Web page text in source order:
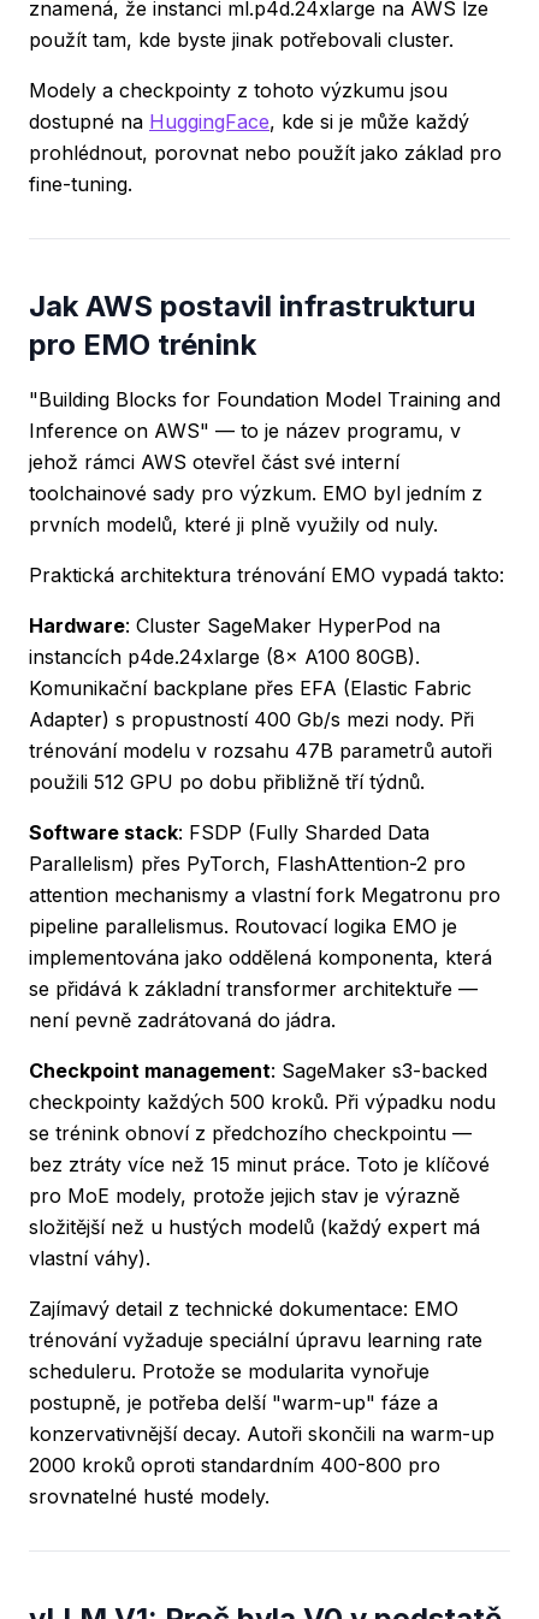
znamená, že instanci ml.p4d.24xlarge na AWS lze
použít tam, kde byste jinak potřebovali cluster.
Modely a checkpointy z tohoto výzkumu jsou
dostupné na HuggingFace, kde si je může každý
prohlédnout, porovnat nebo použít jako základ pro
fine-tuning.
Jak AWS postavil infrastrukturu
pro EMO trénink
"Building Blocks for Foundation Model Training and
Inference on AWS" — to je název programu, v
jehož rámci AWS otevřel část své interní
toolchainové sady pro výzkum. EMO byl jedním z
prvních modelů, které ji plně využily od nuly.
Praktická architektura trénování EMO vypadá takto:
Hardware: Cluster SageMaker HyperPod na
instancích p4de.24xlarge (8× A100 80GB).
Komunikační backplane přes EFA (Elastic Fabric
Adapter) s propustností 400 Gb/s mezi nody. Při
trénování modelu v rozsahu 47B parametrů autoři
použili 512 GPU po dobu přibližně tří týdnů.
Software stack: FSDP (Fully Sharded Data
Parallelism) přes PyTorch, FlashAttention-2 pro
attention mechanismy a vlastní fork Megatronu pro
pipeline parallelismus. Routovací logika EMO je
implementována jako oddělená komponenta, která
se přidává k základní transformer architektuře —
není pevně zadrátovaná do jádra.
Checkpoint management: SageMaker s3-backed
checkpointy každých 500 kroků. Při výpadku nodu
se trénink obnoví z předchozího checkpointu —
bez ztráty více než 15 minut práce. Toto je klíčové
pro MoE modely, protože jejich stav je výrazně
složitější než u hustých modelů (každý expert má
vlastní váhy).
Zajímavý detail z technické dokumentace: EMO
trénování vyžaduje speciální úpravu learning rate
scheduleru. Protože se modularita vynořuje
postupně, je potřeba delší "warm-up" fáze a
konzervativnější decay. Autoři skončili na warm-up
2000 kroků oproti standardním 400-800 pro
srovnatelné husté modely.